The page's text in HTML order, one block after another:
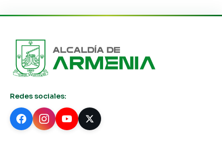
Redes sociales: